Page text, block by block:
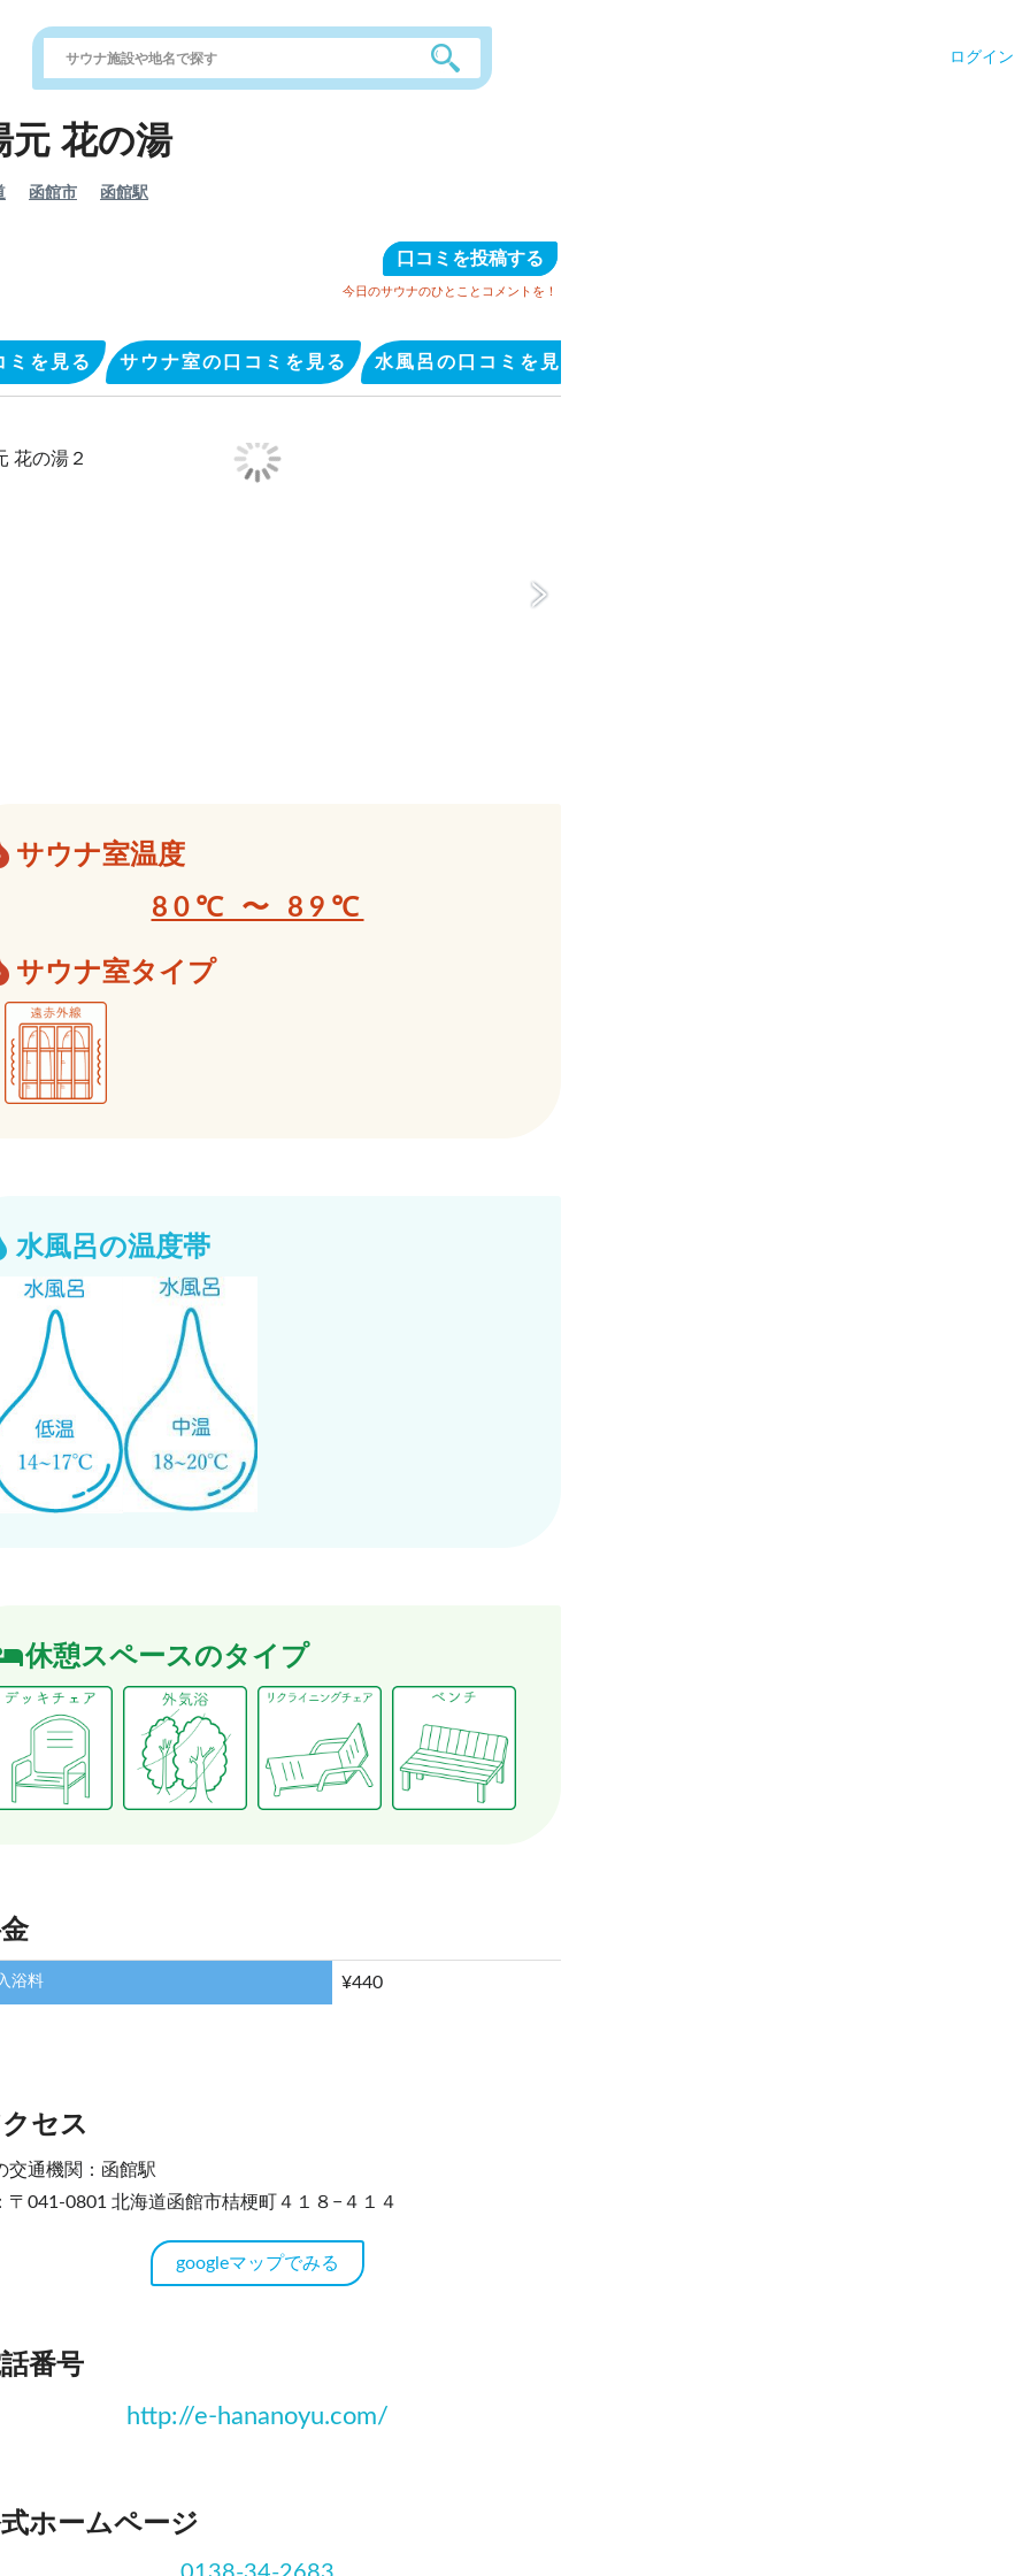
ログイン
元 花の湯
函館市 函館駅
口コミを投稿する
今日のサウナのひとことコメントを！
ミを見る サウナ室の口コミを見る 水風呂の口コミを見る
サウナ室温度
80℃ 〜 89℃
サウナ室タイプ
水風呂の温度帯
休憩スペースのタイプ
浴料 ¥440
セス
交通機関：函館駅
〒041-0801 北海道函館市桔梗町４１８−４１４
googleマップでみる
番号
http://e-hananoyu.com/
ホームページ